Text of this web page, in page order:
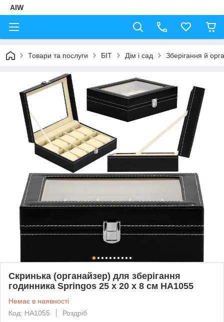
AIW
Товари та послуги БІТ Дім і сад Зберігання й
Скринька (органайзер) для зберігання
годинника Springos 25 x 20 x 8 см HA1055
Немає в наявності
Код: HA1055
Роздріб